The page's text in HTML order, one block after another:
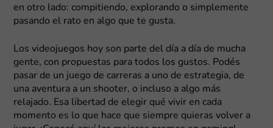
en otro lado: compitiendo, explorando o simplemente
pasando el rato en algo que te gusta.
Los videojuegos hoy son parte del día a día de mucha
gente, con propuestas para todos los gustos. Podés
pasar de un juego de carreras a uno de estrategia, de
una aventura a un shooter, o incluso a algo más
relajado. Esa libertad de elegir qué vivir en cada
momento es lo que hace que siempre quieras volver a